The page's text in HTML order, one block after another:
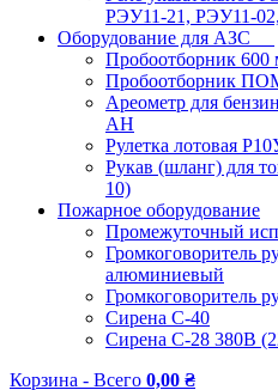
РЭУ11-21, РЭУ11-
Оборудование для АЗС
Пробоотборник
Пробоотборник
Ареометр для
АН
Рулетка лотовая
Рукав (шланг) для
10)
Пожарное оборудование
Промежуточный
Громкоговоритель
алюминиевый
Громкоговоритель
Сирена С-40
Сирена С-28 380В
Корзина - Всего 0,00 ₴